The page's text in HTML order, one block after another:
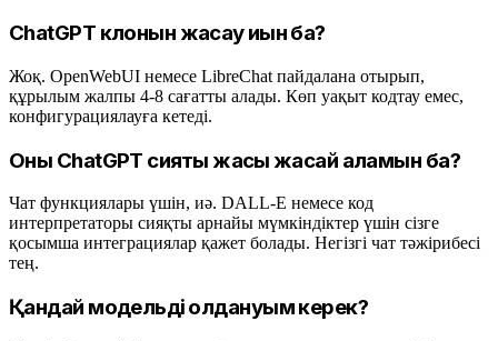
ChatGPT клонын жасау қиын ба?
Жоқ. OpenWebUI немесе LibreChat пайдалана отырып,
құрылым жалпы 4-8 сағатты алады. Көп уақыт кодтау емес,
конфигурациялауға кетеді.
Оны ChatGPT сияқты жақсы жасай аламын ба?
Чат функциялары үшін, иә. DALL-E немесе код
интерпретаторы сияқты арнайы мүмкіндіктер үшін сізге
қосымша интеграциялар қажет болады. Негізгі чат тәжірибесі
тең.
Қандай модельді қолдануым керек?